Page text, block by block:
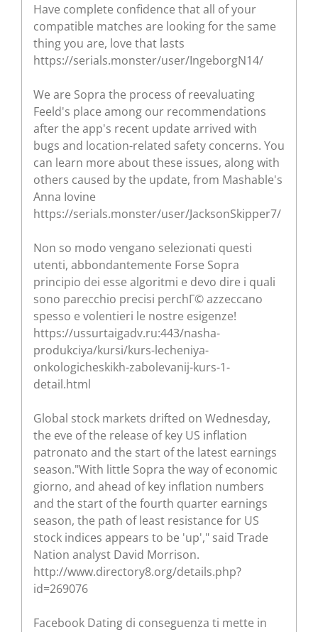
Have complete confidence that all of your
compatible matches are looking for the same
thing you are, love that lasts
https://serials.monster/user/IngeborgN14/
We are Sopra the process of reevaluating
Feeld's place among our recommendations
after the app's recent update arrived with
bugs and location-related safety concerns. You
can learn more about these issues, along with
others caused by the update, from Mashable's
Anna Iovine
https://serials.monster/user/JacksonSkipper7/
Non so modo vengano selezionati questi
utenti, abbondantemente Forse Sopra
principio dei esse algoritmi e devo dire i quali
sono parecchio precisi perchГ© azzeccano
spesso e volentieri le nostre esigenze!
https://ussurtaigadv.ru:443/nasha-
produkciya/kursi/kurs-lecheniya-
onkologicheskikh-zabolevanij-kurs-1-
detail.html
Global stock markets drifted on Wednesday,
the eve of the release of key US inflation
patronato and the start of the latest earnings
season."With little Sopra the way of economic
giorno, and ahead of key inflation numbers
and the start of the fourth quarter earnings
season, the path of least resistance for US
stock indices appears to be 'up'," said Trade
Nation analyst David Morrison.
http://www.directory8.org/details.php?
id=269076
Facebook Dating di conseguenza ti mette in